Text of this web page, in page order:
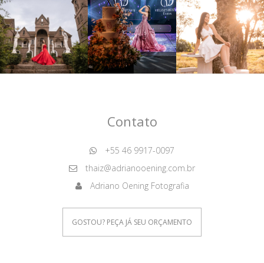
Contato
+55 46 9917-0097
thaiz@adrianooening.com.br
Adriano Oening Fotografia
GOSTOU? PEÇA JÁ SEU ORÇAMENTO